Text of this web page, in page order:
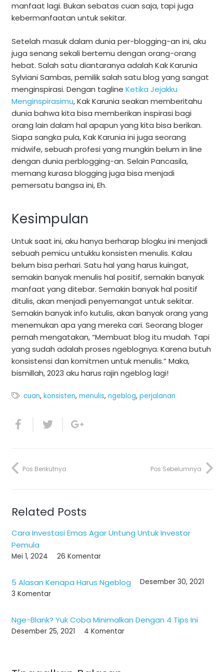
manfaat lagi. Bukan sebatas cuan saja, tapi juga
kebermanfaatan untuk sekitar.
Setelah masuk dalam dunia per-blogging-an ini, aku
juga senang sekali bertemu dengan orang-orang
hebat. Salah satu diantaranya adalah Kak Karunia
Sylviani Sambas, pemilik salah satu blog yang sangat
menginspirasi. Dengan tagline Ketika Jejakku
Menginspirasimu, Kak Karunia seakan memberitahu
dunia bahwa kita bisa memberikan inspirasi bagi
orang lain dalam hal apapun yang kita bisa berikan.
Siapa sangka pula, Kak Karunia ini juga seorang
midwife, sebuah profesi yang mungkin belum in line
dengan dunia perblogging-an. Selain Pancasila,
memang kurasa blogging juga bisa menjadi
pemersatu bangsa ini, Eh.
Kesimpulan
Untuk saat ini, aku hanya berharap blogku ini menjadi
sebuah pemicu untukku konsisten menulis. Kalau
belum bisa perhari. Satu hal yang harus kuingat,
semakin banyak menulis hal positif, semakin banyak
manfaat yang ditebar. Semakin banyak hal positif
ditulis, akan menjadi penyemangat untuk sekitar.
Semakin banyak info kutulis, akan banyak orang yang
menemukan apa yang mereka cari. Seorang bloger
pernah mengatakan, “Membuat blog itu mudah. Tapi
yang sudah adalah proses ngeblognya. Karena butuh
konsistensi dan komitmen untuk menulis.” Maka,
bismillah, 2023 aku harus rajin ngeblog lagi!
cuan, konsisten, menulis, ngeblog, perjalanan
Pos Sebelumnya
Pos Berikutnya
Related Posts
Cara Investasi Emas Agar Untung Untuk Investor
Pemula
Mei 1, 2024 26 Komentar
5 Alasan Kenapa Harus Ngeblog
Desember 30, 2021
3 Komentar
Nge-Blank? Yuk Coba Minimalkan Dengan 4 Tips Ini
Desember 25, 2021 4 Komentar